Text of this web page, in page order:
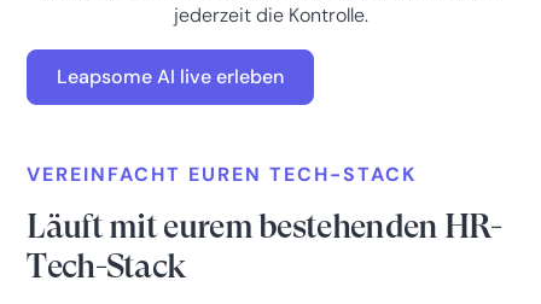
jederzeit die Kontrolle.
Leapsome AI live erleben
VEREINFACHT EUREN TECH-STACK
Läuft mit eurem bestehenden HR-
Tech-Stack